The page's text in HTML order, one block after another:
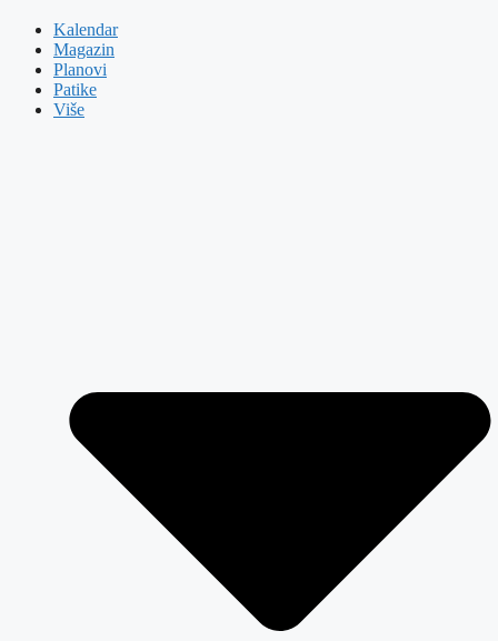
Kalendar
Magazin
Planovi
Patike
Više